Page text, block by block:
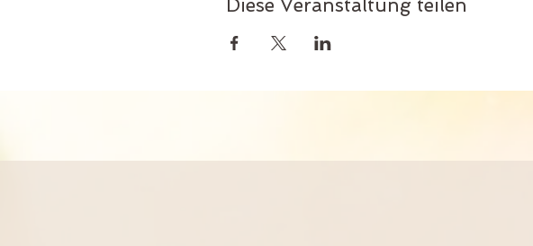
Diese Veranstaltung teilen